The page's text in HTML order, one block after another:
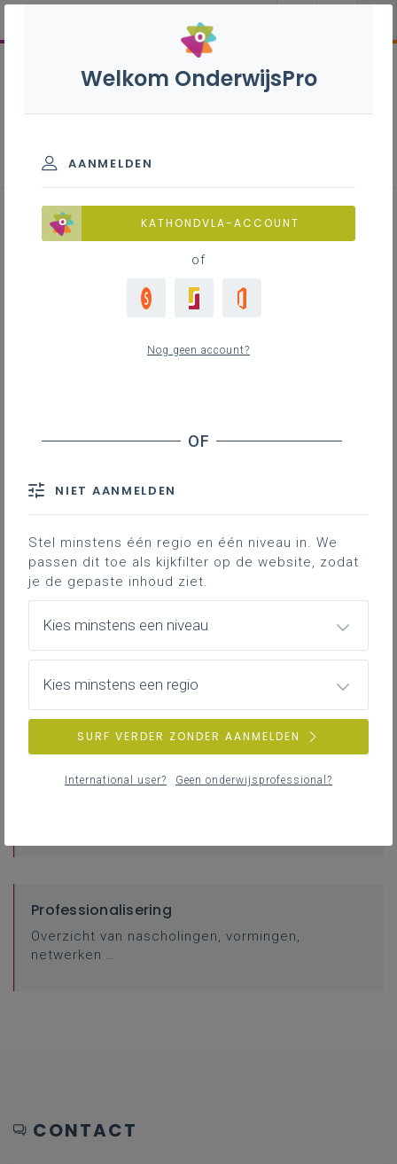
Raadpleeg via de leerplantool of download de
Inspirerend materiaal
Ondersteuning op de klasvloer.
Achtergrond
Literatuur, onderzoek, regelgeving, websites …
Professionalisering
Overzicht van nascholingen, vormingen,
netwerken …
CONTACT
Welkom OnderwijsPro
AANMELDEN
KATHONDVLA-ACCOUNT
of
Nog geen account?
NIET AANMELDEN
Stel minstens één regio en één niveau in. We
passen dit toe als kijkfilter op de website, zodat
je de gepaste inhoud ziet.
Kies minstens een niveau
Kies minstens een regio
SURF VERDER ZONDER AANMELDEN
International user? Geen onderwijsprofessional?